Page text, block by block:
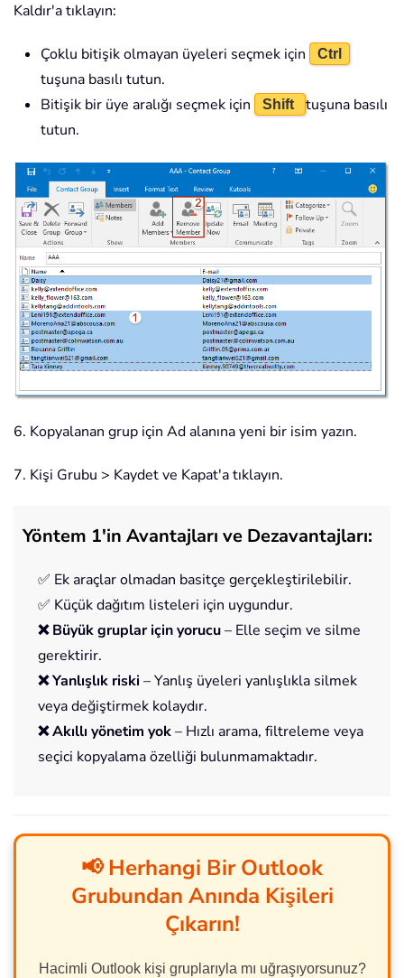
Kaldır'a tıklayın:
Çoklu bitişik olmayan üyeleri seçmek için Ctrl
tuşuna basılı tutun.
Bitişik bir üye aralığı seçmek için
Shift
tuşuna basılı
tutun.
6. Kopyalanan grup için Ad alanına yeni bir isim yazın.
7. Kişi Grubu > Kaydet ve Kapat'a tıklayın.
Yöntem 1'in Avantajları ve Dezavantajları:
✅ Ek araçlar olmadan basitçe gerçekleştirilebilir.
✅ Küçük dağıtım listeleri için uygundur.
❌ Büyük gruplar için yorucu– Elle seçim ve silme
gerektirir.
❌ Yanlışlık riski – Yanlış üyeleri yanlışlıkla silmek
veya değiştirmek kolaydır.
❌ Akıllı yönetim yok– Hızlı arama, filtreleme veya
seçici kopyalama özelliği bulunmamaktadır.
📢 Herhangi Bir Outlook
Grubundan Anında Kişileri
Çıkarın!
Hacimli Outlook kişi gruplarıyla mı uğraşıyorsunuz?